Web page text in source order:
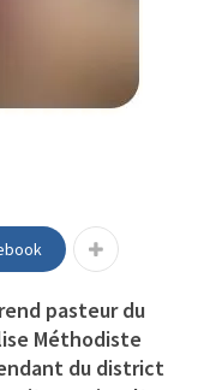
pasteur du
Méthodiste
du district